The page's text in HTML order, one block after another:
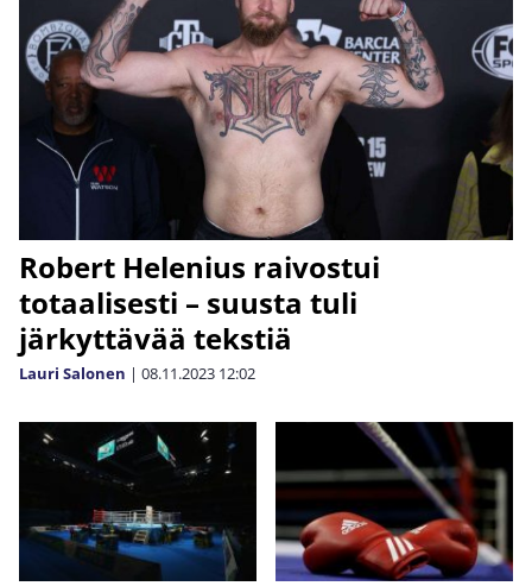
Robert Helenius raivostui
totaalisesti – suusta tuli
järkyttävää tekstiä
Lauri Salonen | 08.11.2023 12:02